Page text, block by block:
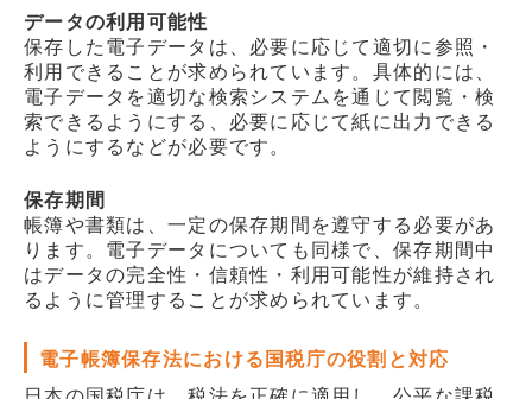
データの利用可能性
保存した電子データは、必要に応じて適切に参照・
利用できることが求められています。具体的には、
電子データを適切な検索システムを通じて閲覧・検
索できるようにする、必要に応じて紙に出力できる
ようにするなどが必要です。
保存期間
帳簿や書類は、一定の保存期間を遵守する必要があ
ります。電子データについても同様で、保存期間中
はデータの完全性・信頼性・利用可能性が維持され
るように管理することが求められています。
電子帳簿保存法における国税庁の役割と対応